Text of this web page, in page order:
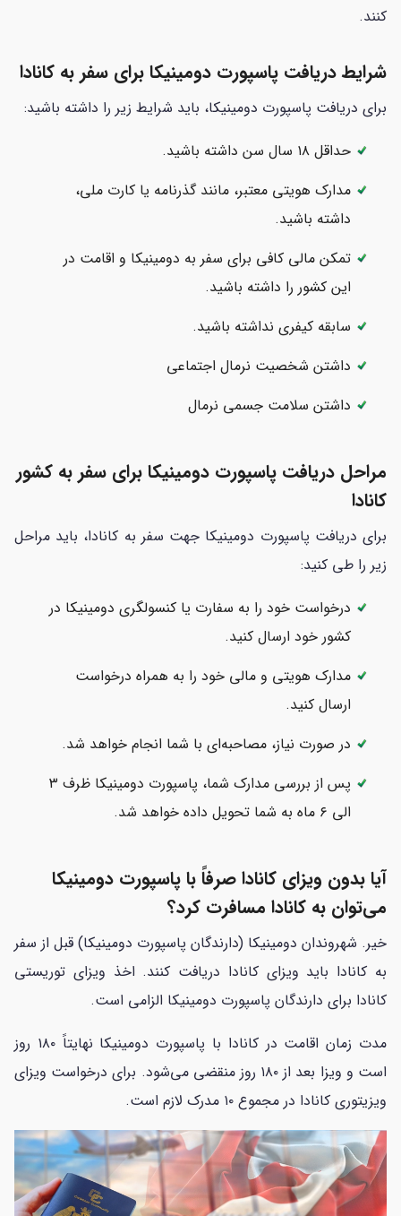
کنند.
شرایط دریافت پاسپورت دومینیکا برای سفر به کانادا
برای دریافت پاسپورت دومینیکا، باید شرایط زیر را داشته باشید:
حداقل ۱۸ سال سن داشته باشید.
مدارک هویتی معتبر، مانند گذرنامه یا کارت ملی،
داشته باشید.
تمکن مالی کافی برای سفر به دومینیکا و اقامت در
این کشور را داشته باشید.
سابقه کیفری نداشته باشید.
داشتن شخصیت نرمال اجتماعی
داشتن سلامت جسمی نرمال
مراحل دریافت پاسپورت دومینیکا برای سفر به کشور
کانادا
برای دریافت پاسپورت دومینیکا جهت سفر به کانادا، باید مراحل
زیر را طی کنید:
درخواست خود را به سفارت یا کنسولگری دومینیکا در
کشور خود ارسال کنید.
مدارک هویتی و مالی خود را به همراه درخواست
ارسال کنید.
در صورت نیاز، مصاحبه‌ای با شما انجام خواهد شد.
پس از بررسی مدارک شما، پاسپورت دومینیکا ظرف ۳
الی ۶ ماه به شما تحویل داده خواهد شد.
آیا بدون ویزای کانادا صرفاً با پاسپورت دومینیکا
می‌توان به کانادا مسافرت کرد؟
خیر. شهروندان دومینیکا (دارندگان پاسپورت دومینیکا) قبل از سفر
به کانادا باید ویزای کانادا دریافت کنند. اخذ ویزای توریستی
کانادا برای دارندگان پاسپورت دومینیکا الزامی است.
مدت زمان اقامت در کانادا با پاسپورت دومینیکا نهایتاً ۱۸۰ روز
است و ویزا بعد از ۱۸۰ روز منقضی می‌شود. برای درخواست ویزای
ویزیتوری کانادا در مجموع ۱۰ مدرک لازم است.